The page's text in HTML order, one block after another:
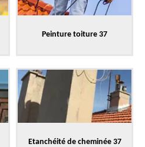
Peinture toiture 37
Etanchéité de cheminée 37